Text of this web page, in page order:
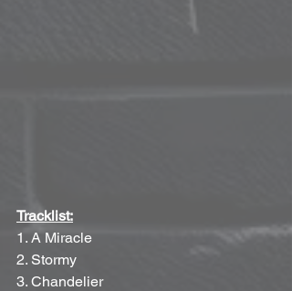
Tracklist:
1. A Miracle
2. Stormy
3. Chandelier